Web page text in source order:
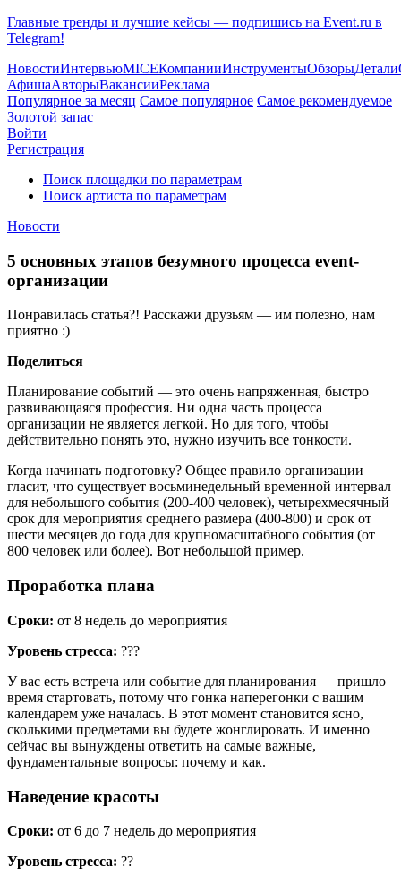
Главные тренды и лучшие кейсы — подпишись на Event.ru в
Telegram!
НовостиИнтервьюMICEКомпанииИнструментыОбзорыДетали
АфишаАвторыВакансииРеклама
Популярное за месяц Самое популярное Самое рекомендуемое
Золотой запас
Войти
Регистрация
Поиск площадки по параметрам
Поиск артиста по параметрам
Новости
5 основных этапов безумного процесса event-
организации
Понравилась статья?! Расскажи друзьям — им полезно, нам
приятно :)
Поделиться
Планирование событий — это очень напряженная, быстро
развивающаяся профессия. Ни одна часть процесса
организации не является легкой. Но для того, чтобы
действительно понять это, нужно изучить все тонкости.
Когда начинать подготовку? Общее правило организации
гласит, что существует восьминедельный временной интервал
для небольшого события (200-400 человек), четырехмесячный
срок для мероприятия среднего размера (400-800) и срок от
шести месяцев до года для крупномасштабного события (от
800 человек или более). Вот небольшой пример.
Проработка плана
Сроки: от 8 недель до мероприятия
Уровень стресса: ???
У вас есть встреча или событие для планирования — пришло
время стартовать, потому что гонка наперегонки с вашим
календарем уже началась. В этот момент становится ясно,
сколькими предметами вы будете жонглировать. И именно
сейчас вы вынуждены ответить на самые важные,
фундаментальные вопросы: почему и как.
Наведение красоты
Сроки: от 6 до 7 недель до мероприятия
Уровень стресса: ??